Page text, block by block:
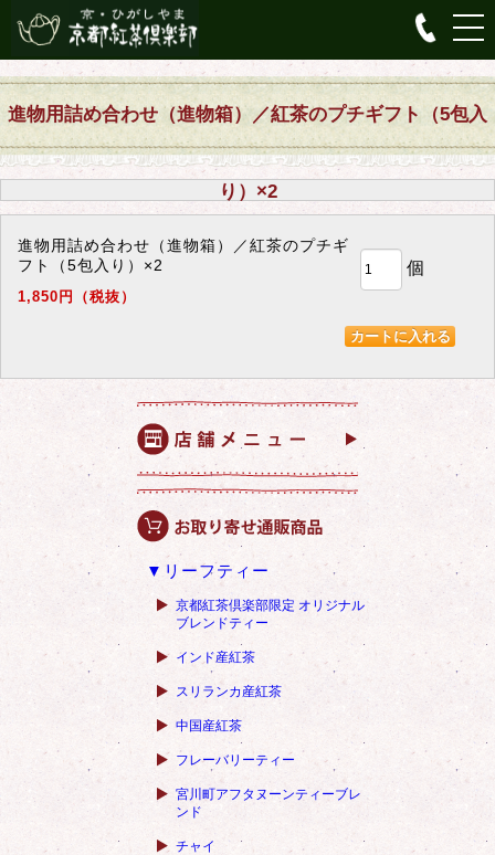
進物用詰め合わせ（進物箱）／紅茶のプチギフト（5包入
り）×2
進物用詰め合わせ（進物箱）／紅茶のプチギ
フト（5包入り）×2
1,850円（税抜）
個
▼リーフティー
京都紅茶倶楽部限定 オリジナル
ブレンドティー
インド産紅茶
スリランカ産紅茶
中国産紅茶
フレーバリーティー
宮川町アフタヌーンティーブレ
ンド
チャイ